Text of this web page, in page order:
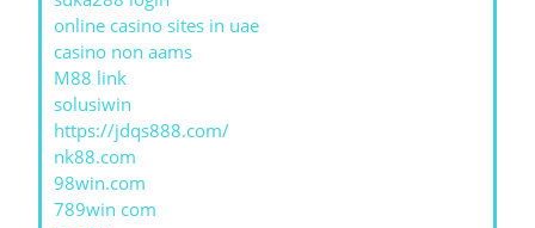
online casino sites in uae
casino non aams
M88 link
solusiwin
https://jdqs888.com/
nk88.com
98win.com
789win com